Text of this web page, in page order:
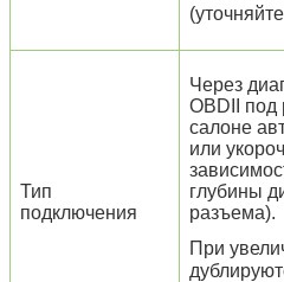
Тип
подключения
Через
OBDII под
салоне
или
глубины
разъема).
При